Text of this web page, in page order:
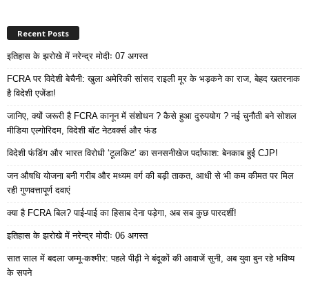
Recent Posts
इतिहास के झरोखे में नरेन्द्र मोदीः 07 अगस्त
FCRA पर विदेशी बेचैनी: खुला अमेरिकी सांसद राइली मूर के भड़कने का राज, बेहद खतरनाक
है विदेशी एजेंडा!
जानिए, क्यों जरूरी है FCRA कानून में संशोधन ? कैसे हुआ दुरुपयोग ? नई चुनौती बने सोशल
मीडिया एल्गोरिदम, विदेशी बॉट नेटवर्क्स और फंड
विदेशी फंडिंग और भारत विरोधी ‘टूलकिट’ का सनसनीखेज पर्दाफाश: बेनकाब हुई CJP!
जन औषधि योजना बनी गरीब और मध्यम वर्ग की बड़ी ताकत, आधी से भी कम कीमत पर मिल
रही गुणवत्तापूर्ण दवाएं
क्या है FCRA बिल? पाई-पाई का हिसाब देना पड़ेगा, अब सब कुछ पारदर्शी!
इतिहास के झरोखे में नरेन्द्र मोदीः 06 अगस्त
सात साल में बदला जम्मू-कश्मीर: पहले पीढ़ी ने बंदूकों की आवाजें सुनी, अब युवा बुन रहे भविष्य
के सपने